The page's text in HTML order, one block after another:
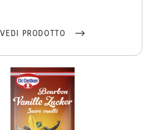
VEDI PRODOTTO